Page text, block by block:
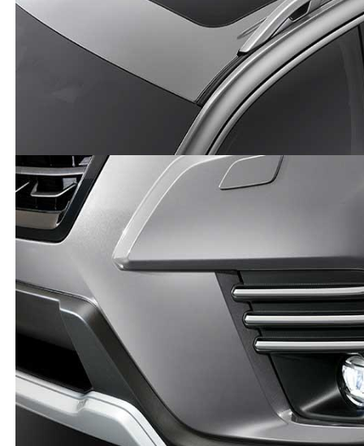
Subaru Misafir Kullanıcı
22 Ağustos 2023
Subaru çok iyi bir marka. Otomobilden anlayanların
kıymetini bileceği güçlü bir marka. 2022 yılında
dünyanın en iyi otomobil üretici markası seçildi. 2023
yılında dünyanın en iyi otomobil üreticisi olarak ikinci
sırada yer aldı. Güçlü çok güvenli sağlam bir marka.
Forester a gelince. Yukarıda yazdığım tüm özelliklere
sahip bir Subaru klasiği bir Subaru başyapıtı.
(4) Cevap yaz